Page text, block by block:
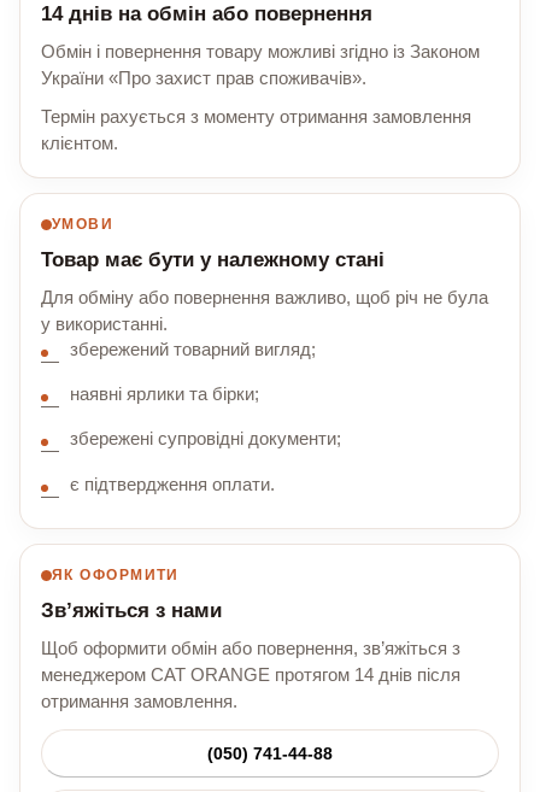
14 днів на обмін або повернення
Обмін і повернення товару можливі згідно із Законом
України «Про захист прав споживачів».
Термін рахується з моменту отримання замовлення
клієнтом.
УМОВИ
Товар має бути у належному стані
Для обміну або повернення важливо, щоб річ не була
у використанні.
збережений товарний вигляд;
наявні ярлики та бірки;
збережені супровідні документи;
є підтвердження оплати.
ЯК ОФОРМИТИ
Зв’яжіться з нами
Щоб оформити обмін або повернення, зв’яжіться з
менеджером CAT ORANGE протягом 14 днів після
отримання замовлення.
(050) 741-44-88